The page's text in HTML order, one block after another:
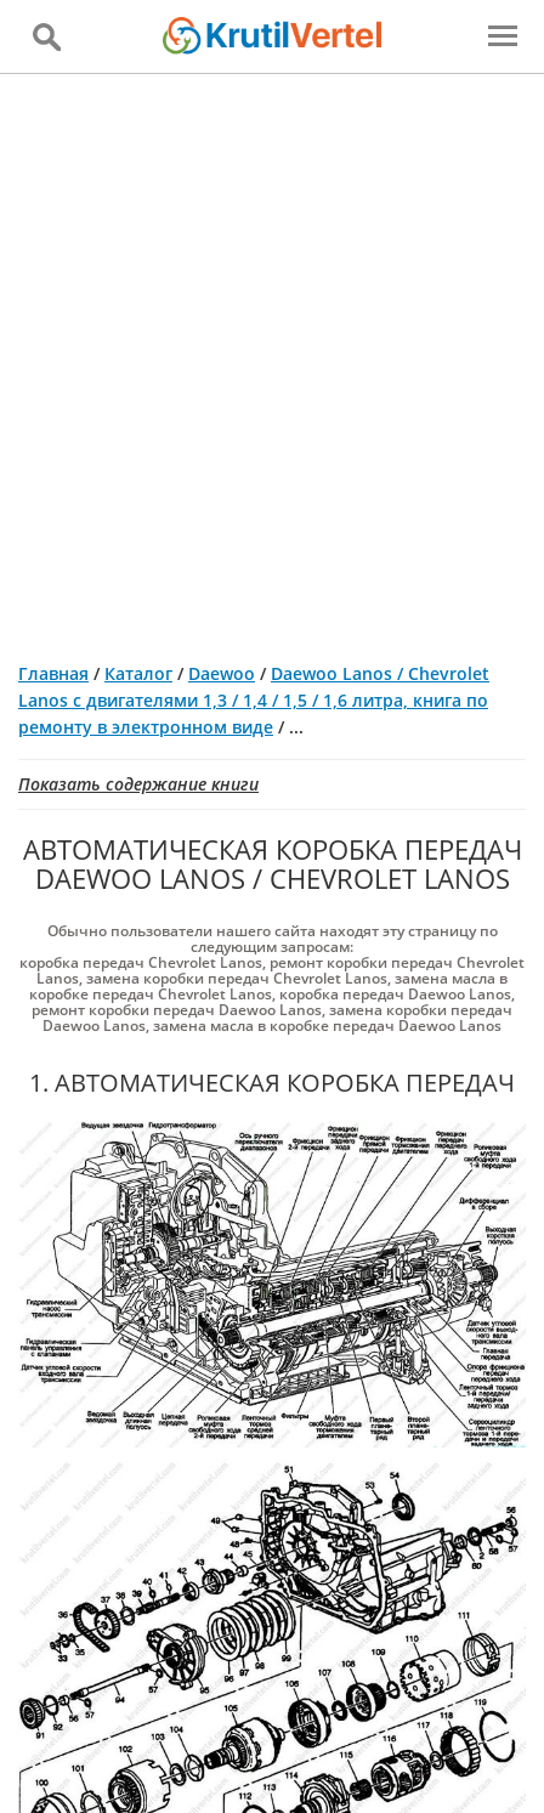
Главная / Каталог / Daewoo / Daewoo Lanos / Chevrolet
Lanos c двигателями 1,3 / 1,4 / 1,5 / 1,6 литра, книга по
ремонту в электронном виде / ...
Показать содержание книги
АВТОМАТИЧЕСКАЯ КОРОБКА ПЕРЕДАЧ
DAEWOO LANOS / CHEVROLET LANOS
Обычно пользователи нашего сайта находят эту страницу по
следующим запросам:
коробка передач Chevrolet Lanos, ремонт коробки передач Chevrolet
Lanos,замена коробки передач Chevrolet Lanos,замена масла в
коробке передач Chevrolet Lanos, коробка передач Daewoo Lanos,
ремонт коробки передач Daewoo Lanos,замена коробки передач
Daewoo Lanos,замена масла в коробке передач Daewoo Lanos
1. АВТОМАТИЧЕСКАЯ КОРОБКА ПЕРЕДАЧ